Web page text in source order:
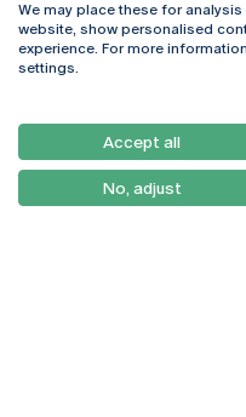
Rua Diogo Botelho 1327
4169-005 Porto
+351 226 196 240
We may place these for
website, show personalised
experience. For more
settings.
Accept all
No, adjust